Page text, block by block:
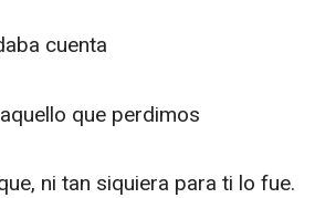
cuenta
que perdimos
ni tan siquiera para ti lo fue.